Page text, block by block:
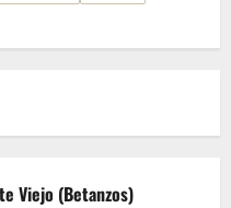
Viejo (Betanzos)